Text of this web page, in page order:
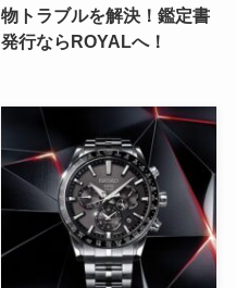
物トラブルを解決！鑑定書
発行ならROYALへ！